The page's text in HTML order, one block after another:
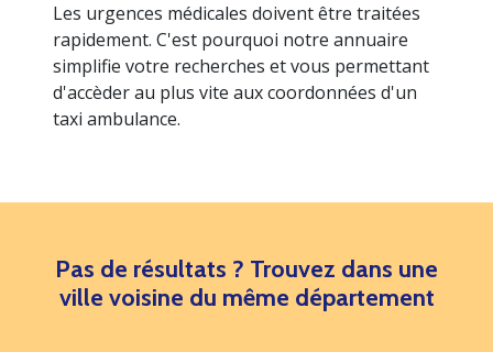
Les urgences médicales doivent être traitées
rapidement. C'est pourquoi notre annuaire
simplifie votre recherches et vous permettant
d'accèder au plus vite aux coordonnées d'un
taxi ambulance.
Pas de résultats ? Trouvez dans une
ville voisine du même département